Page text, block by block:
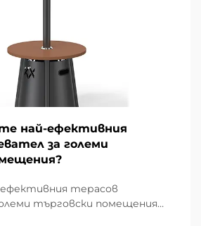
най-ефективния
за големи
терасов
търговски помещения